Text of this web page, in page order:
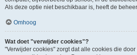
Als deze optie niet beschikbaar is, heeft de
Omhoog
Wat doet "verwijder cookies"?
"Verwijder cookies" zorgt dat alle cookies die